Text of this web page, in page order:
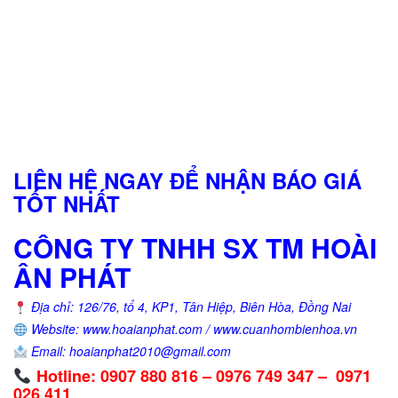
LIÊN HỆ NGAY ĐỂ NHẬN BÁO GIÁ
TỐT NHẤT
CÔNG TY TNHH SX TM HOÀI
ÂN PHÁT
Địa chỉ: 126/76, tổ 4, KP1, Tân Hiệp, Biên Hòa, Đồng Nai
Website: www.hoaianphat.com / www.cuanhombienhoa.vn
Email: hoaianphat2010@gmail.com
Hotline: 0907 880 816 – 0976 749 347 – 0971